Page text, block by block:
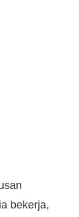
bekerja,